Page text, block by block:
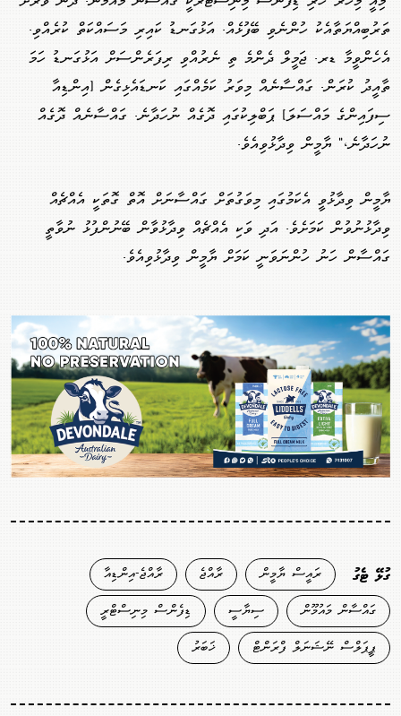
ތަރުބިއްޔަތާއެކު ހުންނެވި ބޭފުޅެއް. އަޅުގަނޑު ކައިރި މަސައްކަތް ކުރެއްވި.
އެހެންވީމާ ޑރ. ޖަމީލް ދެންމެ ތި ނެރުއްވި ރިފަރެންސަށް އަޅުގަނޑު ހަމަ
ތާއީދު ކުރަން. ގައްސާނެއް މިވަރު ކަމެއްގައި ކަނޑައެޅިގެން [އިންޑިއާ
ސިފައިންގެ މައްސަލަ] ޕަބްލިކުގައި ދޮގެއް ނުހަދާނެ. ގައްސާނެއް ދޮގެއް
ނުހަދާނެ،" ޔާމީން ވިދާޅުވިއެވެ.
ޔާމީން ވިދާޅުވީ އެކަމުގައި މިވަގުތަށް ގައްސާނަށް އޮތް ގޮތަކީ އެއްޗެއް
ވިދާޅުނުވުން ކަމަށެވެ. އަދި ވަކި އެއްޗެއް ވިދާޅުވާން ބޭނުންފުޅު ނުވާތީ
ގައްސާން ހަނު ހުންނަވަނީ ކަމަށް ޔާމީން ވިދާޅުވިއެވެ.
ގުޅޭ ޓެގު ރައީސް ޔާމީން ރާއްޖެ
ރާއްޖެ-އިންޑިއާ
ގައްސާން މައުމޫން
ސިޔާސީ
ޑިފެންސް މިނިސްޓްރީ
ޕީޕަލްސް ނޭޝަނަލް ފްރަންޓް
ޚަބަރު